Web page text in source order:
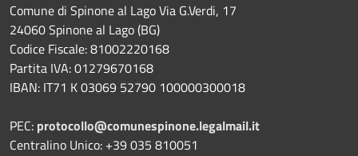
Comune di Spinone al Lago Via G.Verdi, 17
24060 Spinone al Lago (BG)
Codice Fiscale: 81002220168
Partita IVA: 01279670168
IBAN: IT71 K 03069 52790 100000300018
PEC: protocollo@comunespinone.legalmail.it
Centralino Unico: +39 035 810051